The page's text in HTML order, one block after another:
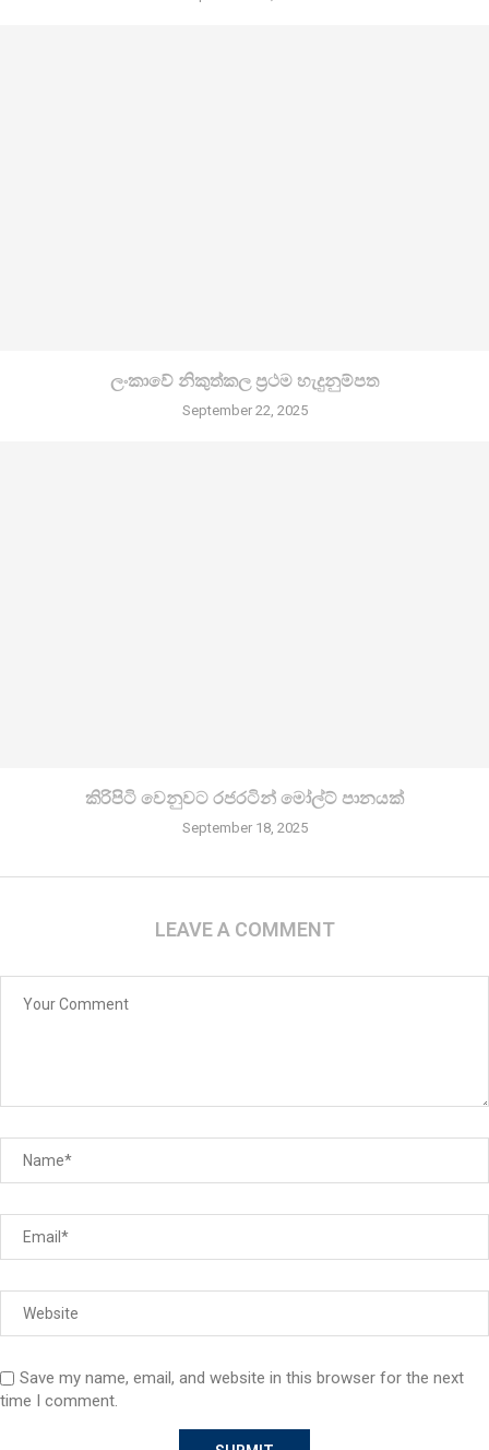
ලංකාවේ නිකුත්කල ප්‍රථම හැදුනුම්පත
September 22, 2025
කිරි­පිටි වෙනු­වට රජ­ර­ටින් මෝල්ට් පානයක්
September 18, 2025
LEAVE A COMMENT
Save my name, email, and website in this browser for the next
time I comment.